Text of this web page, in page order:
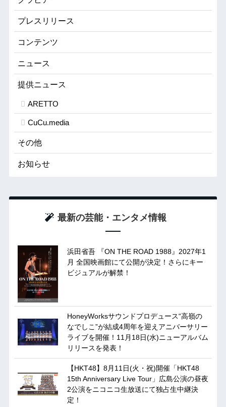
プレスリリース
コンテンツ
ニュース
提供ニュース
ARETTO
CuCu.media
その他
お知らせ
最新の芸能・エンタメ情報
浜田省吾 『ON THE ROAD 1988』2027年1
月 全国映画館にて公開が決定！さらにキー
ビジュアルが解禁！
HoneyWorksサウンドプロデュース“高嶺の
なでしこ”が結成4周年を迎えアニバーサリー
ライブを開催！11月18日(水)ニューアルバム
リリースを発表！
【HKT48】8月11日(火・祝)開催「HKT48
15th Anniversary Live Tour」広島公演の昼夜
2公演をニコニコ生放送にて独占生中継決
定！